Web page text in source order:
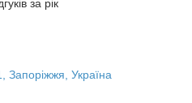
за рік
Запоріжжя, Україна